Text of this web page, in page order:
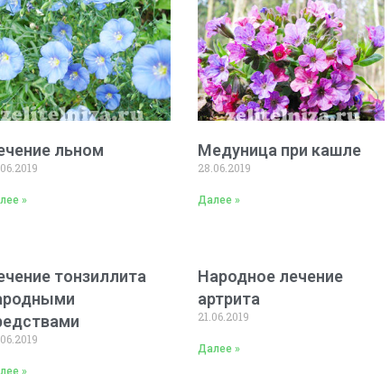
льном
»
Медуница при кашле
28.06.2019
Далее »
тонзиллита
Народное лечение
артрита
21.06.2019
Далее »